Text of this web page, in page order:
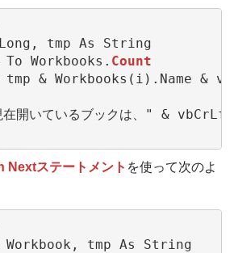
tmp As String
Workbooks.
Count
tmp & Workbooks(i).Name &
開いているブックは、" &
Nextステートメント を使って次のよ
Workbook, tmp As String